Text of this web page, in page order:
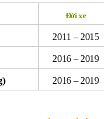
Đời xe
2011 – 2015
2016 – 2019
2016 – 2019